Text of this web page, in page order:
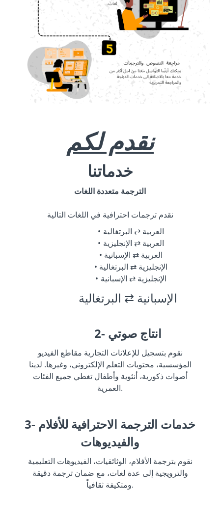
نقدم لكم
خدماتنا
الترجمة متعددة اللغات
نقدم ترجمات احترافية في اللغات التالية
العربية ⇄ البرتغالية
العربية ⇄ الإنجليزية
العربية ⇄ الإسبانية
الإنجليزية ⇄ البرتغالية
الإنجليزية ⇄ الإسبانية
الإسبانية ⇄ البرتغالية
2- انتاج صوتي
نقوم بتسجيل للإعلانات التجارية مقاطع الفيديو
المؤسسية، محتويات التعلم الإلكتروني، وغيرها. لدينا
أصوات ذكورية، أنثوية وأطفال تغطي جميع الفئات
العمرية.
3- خدمات الترجمة الاحترافية للأفلام
والفيديوهات
نقوم بترجمة الأفلام، الوثائقيات، الفيديوهات التعليمية
والترويجية إلى عدة لغات، مع ضمان ترجمة دقيقة
ومتكيفة ثقافياً.